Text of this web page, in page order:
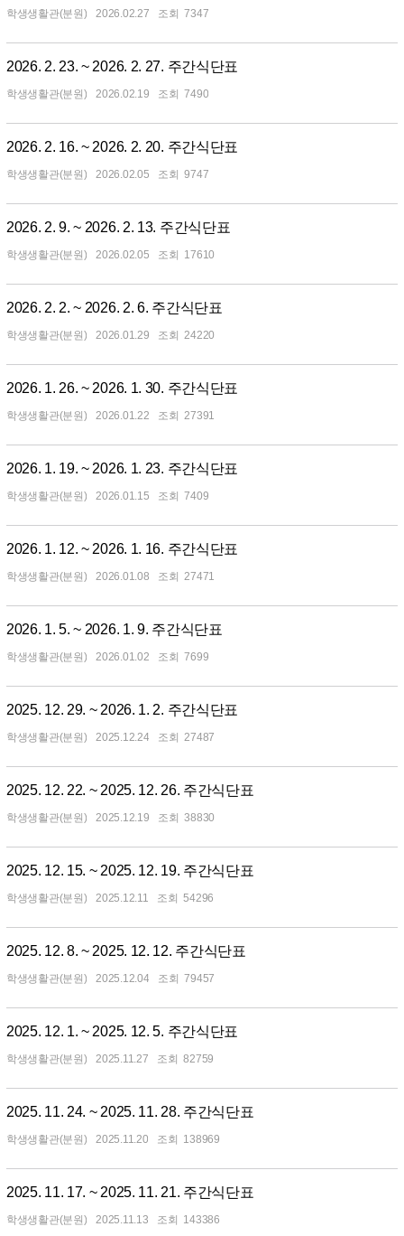
학생생활관(분원) 2026.02.27 7347
2026. 2. 23. ~ 2026. 2. 27. 주간식단표
학생생활관(분원) 2026.02.19 7490
2026. 2. 16. ~ 2026. 2. 20. 주간식단표
학생생활관(분원) 2026.02.05 9747
2026. 2. 9. ~ 2026. 2. 13. 주간식단표
학생생활관(분원) 2026.02.05 17610
2026. 2. 2. ~ 2026. 2. 6. 주간식단표
학생생활관(분원) 2026.01.29 24220
2026. 1. 26. ~ 2026. 1. 30. 주간식단표
학생생활관(분원) 2026.01.22 27391
2026. 1. 19. ~ 2026. 1. 23. 주간식단표
학생생활관(분원) 2026.01.15 7409
2026. 1. 12. ~ 2026. 1. 16. 주간식단표
학생생활관(분원) 2026.01.08 27471
2026. 1. 5. ~ 2026. 1. 9. 주간식단표
학생생활관(분원) 2026.01.02 7699
2025. 12. 29. ~ 2026. 1. 2. 주간식단표
학생생활관(분원) 2025.12.24 27487
2025. 12. 22. ~ 2025. 12. 26. 주간식단표
학생생활관(분원) 2025.12.19 38830
2025. 12. 15. ~ 2025. 12. 19. 주간식단표
학생생활관(분원) 2025.12.11 54296
2025. 12. 8. ~ 2025. 12. 12. 주간식단표
학생생활관(분원) 2025.12.04 79457
2025. 12. 1. ~ 2025. 12. 5. 주간식단표
학생생활관(분원) 2025.11.27 82759
2025. 11. 24. ~ 2025. 11. 28. 주간식단표
학생생활관(분원) 2025.11.20 138969
2025. 11. 17. ~ 2025. 11. 21. 주간식단표
학생생활관(분원) 2025.11.13 143386